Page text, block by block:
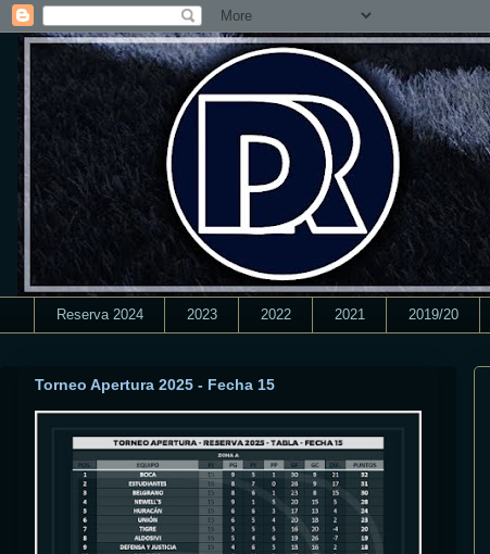
Reserva 2024 2023 2022 2021 2019/20
Torneo Apertura 2025 - Fecha 15